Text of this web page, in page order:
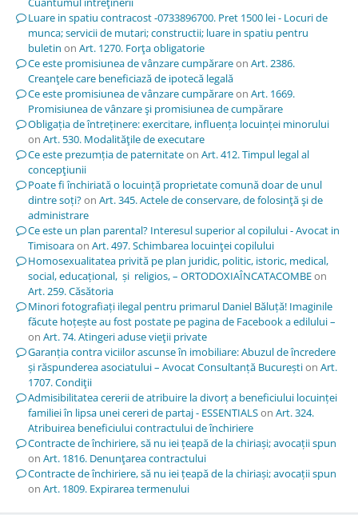
Luare in spatiu contracost -0733896700. Pret 1500 lei - Locuri de
munca; servicii de mutari; constructii; luare in spatiu pentru
buletin on Art. 1270. Forţa obligatorie
Ce este promisiunea de vânzare cumpărareon Art. 2386.
Creanţele care beneficiază de ipotecă legală
Ce este promisiunea de vânzare cumpărareon Art. 1669.
Promisiunea de vânzare şi promisiunea de cumpărare
Obligația de întreținere: exercitare, influența locuinței minorului
on Art. 530. Modalităţile de executare
Ce este prezumția de paternitateon Art. 412. Timpul legal al
concepţiunii
Poate fi închiriată o locuință proprietate comună doar de unul
dintre soți?on Art. 345. Actele de conservare, de folosinţă şi de
administrare
Ce este un plan parental? Interesul superior al copilului - Avocat in
Timisoaraon Art. 497. Schimbarea locuinţei copilului
Homosexualitatea privită pe plan juridic, politic, istoric, medical,
social, educațional, și religios, – ORTODOXIAÎNCATACOMBEon
Art. 259. Căsătoria
Minori fotografiați ilegal pentru primarul Daniel Băluță! Imaginile
făcute hoțește au fost postate pe pagina de Facebook a edilului –
on Art. 74. Atingeri aduse vieţii private
Garanția contra viciilor ascunse în imobiliare: Abuzul de încredere
și răspunderea asociatului – Avocat Consultanță Bucureștion Art.
1707. Condiţii
Admisibilitatea cererii de atribuire la divorț a beneficiului locuinței
familiei în lipsa unei cereri de partaj - ESSENTIALSon Art. 324.
Atribuirea beneficiului contractului de închiriere
Contracte de închiriere, să nu iei țeapă de la chiriași; avocații spun
on Art. 1816. Denunţarea contractului
Contracte de închiriere, să nu iei țeapă de la chiriași; avocații spun
on Art. 1809. Expirarea termenului